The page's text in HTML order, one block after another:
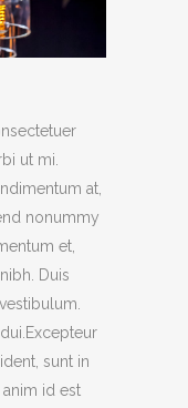
ut mi.
at,
nonummy
et,
Duis
sunt in
id est